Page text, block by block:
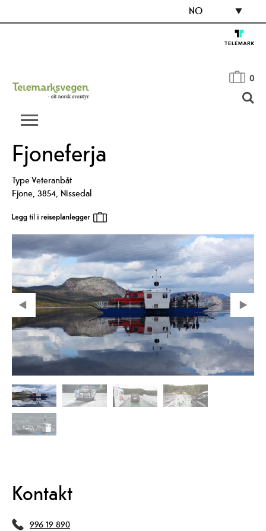
NO
0
Fjoneferja
TypeVeteranbåt
Fjone, 3854, Nissedal
Kontakt
996 19 890